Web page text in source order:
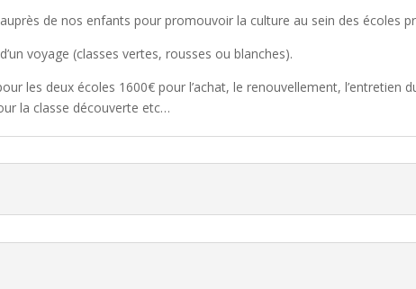
de nos enfants pour promouvoir la culture au sein des écoles
voyage (classes vertes, rousses ou blanches).
les deux écoles 1600€ pour l’achat, le renouvellement, l’entretien
la classe découverte etc…